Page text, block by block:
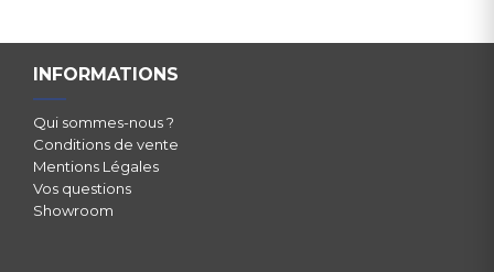
INFORMATIONS
Qui sommes-nous ?
Conditions de vente
Mentions Légales
Vos questions
Showroom